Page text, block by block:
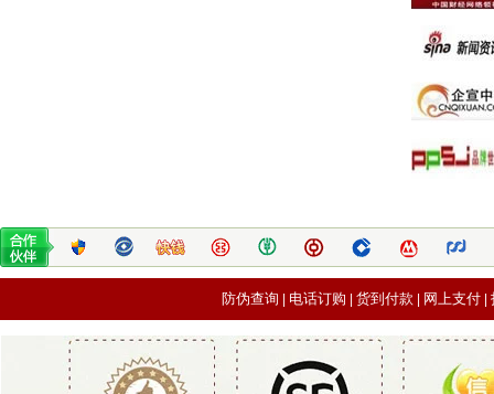
防伪查询 电话订购 货到付款 网上支付|